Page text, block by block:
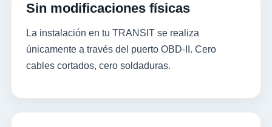
Sin modificaciones físicas
La instalación en tu TRANSIT se realiza
únicamente a través del puerto OBD-II. Cero
cables cortados, cero soldaduras.